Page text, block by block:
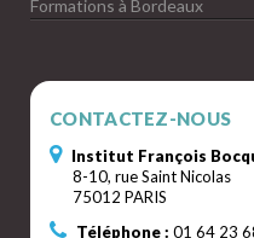
Formations à Bordeaux
CONTACTEZ-NOUS
Institut François
8-10, rue Saint Nicolas
75012 PARIS
Téléphone : 01 64 23